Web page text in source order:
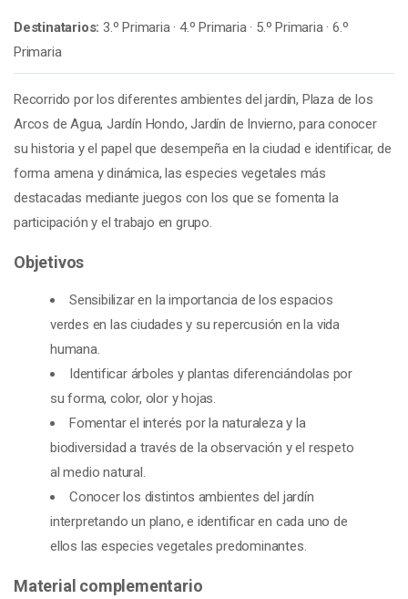
Destinatarios: 3.º Primaria · 4.º Primaria · 5.º Primaria · 6.º
Primaria
Recorrido por los diferentes ambientes del jardín, Plaza de los
Arcos de Agua, Jardín Hondo, Jardín de Invierno, para conocer
su historia y el papel que desempeña en la ciudad e identificar, de
forma amena y dinámica, las especies vegetales más
destacadas mediante juegos con los que se fomenta la
participación y el trabajo en grupo.
Objetivos
Sensibilizar en la importancia de los espacios
verdes en las ciudades y su repercusión en la vida
humana.
Identificar árboles y plantas diferenciándolas por
su forma, color, olor y hojas.
Fomentar el interés por la naturaleza y la
biodiversidad a través de la observación y el respeto
al medio natural.
Conocer los distintos ambientes del jardín
interpretando un plano, e identificar en cada uno de
ellos las especies vegetales predominantes.
Material complementario